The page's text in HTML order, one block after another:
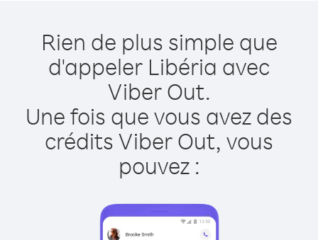
Rien de plus simple que
d'appeler Libéria avec
Viber Out.
Une fois que vous avez des
crédits Viber Out, vous
pouvez :